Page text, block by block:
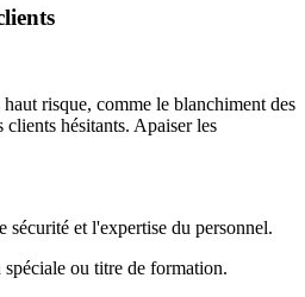
risque, comme le blanchiment des
clients hésitants. Apaiser les
et l'expertise du personnel.
ou titre de formation.